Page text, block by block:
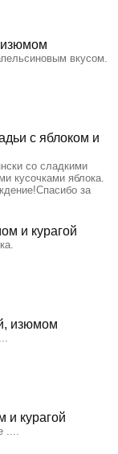
вкусом.
с яблоком и
со сладкими
кусочками яблока.
за
и курагой
изюмом
и курагой